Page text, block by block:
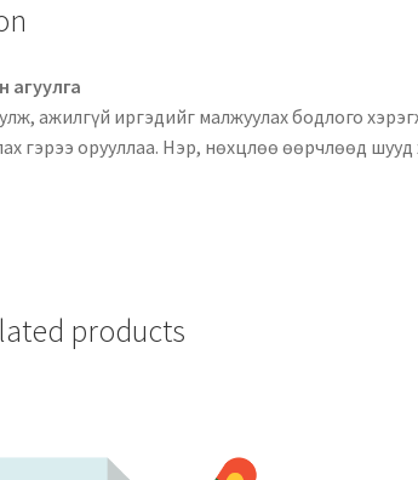
ажилгүй иргэдийг малжуулах бодлого
гэрээ орууллаа. Нэр, нөхцлөө өөрчлөөд
products